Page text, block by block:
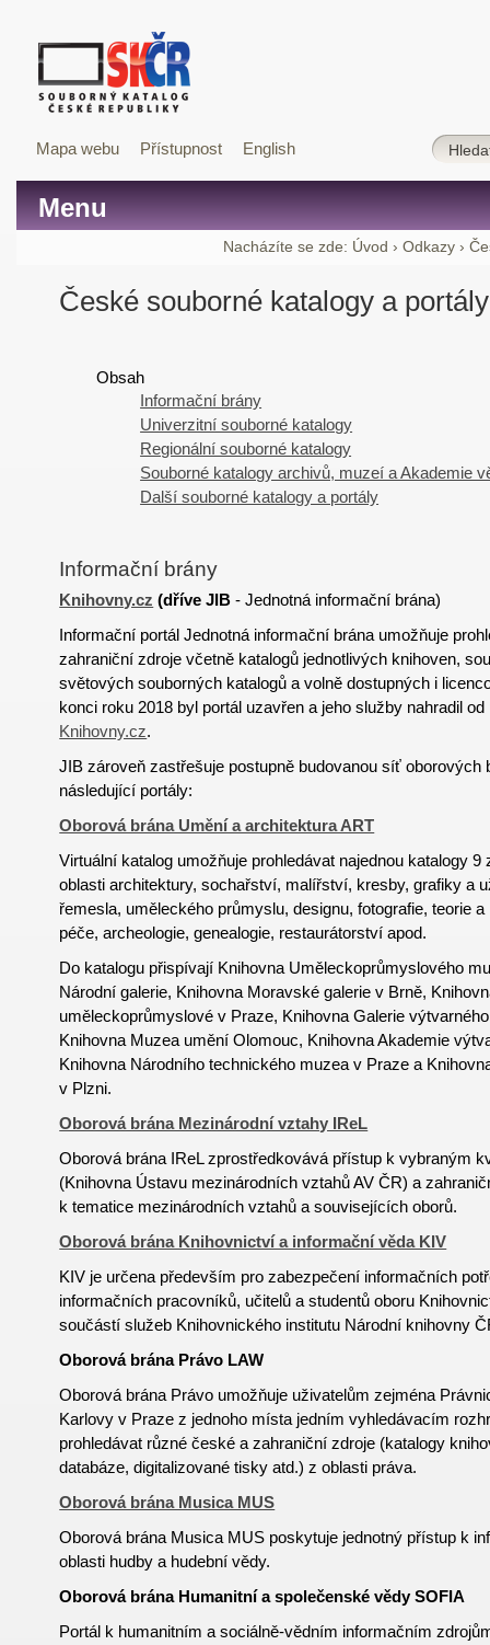
Mapa webu Přístupnost English
Menu
Nacházíte se zde: Úvod › Odkazy ›
České souborné katalogy a portály
Obsah
Informační brány
Univerzitní souborné katalogy
Regionální souborné katalogy
Souborné katalogy archivů, muzeí a Akademie
Další souborné katalogy a portály
Informační brány
Knihovny.cz (dříveJIB - Jednotná informační brána)
Informační portál Jednotná informační brána umožňuje
zahraniční zdroje včetně katalogů jednotlivých knihoven,
světových souborných katalogů a volně dostupných i
konci roku 2018 byl portál uzavřen a jeho služby nahradil
Knihovny.cz.
JIB zároveň zastřešuje postupně budovanou síť oborových
následující portály:
Oborová brána Umění a architektura ART
Virtuální katalog umožňuje prohledávat najednou katalogy
oblasti architektury, sochařství, malířství, kresby, grafiky a
řemesla, uměleckého průmyslu, designu, fotografie, teorie
péče, archeologie, genealogie, restaurátorství apod.
Do katalogu přispívají Knihovna Uměleckoprůmyslového
Národní galerie, Knihovna Moravské galerie v Brně,
uměleckoprůmyslové v Praze, Knihovna Galerie
Knihovna Muzea umění Olomouc, Knihovna Akademie
Knihovna Národního technického muzea v Praze a
v Plzni.
Oborová brána Mezinárodní vztahy IReL
Oborová brána IReL zprostředkovává přístup k vybraným
(Knihovna Ústavu mezinárodních vztahů AV ČR) a
k tematice mezinárodních vztahů a souvisejících oborů.
Oborová brána Knihovnictví a informační věda KIV
KIV je určena především pro zabezpečení informačních
informačních pracovníků, učitelů a studentů oboru
součástí služeb Knihovnického institutu Národní knihovny
Oborová brána Právo LAW
Oborová brána Právo umožňuje uživatelům zejména
Karlovy v Praze z jednoho místa jedním vyhledávacím
prohledávat různé české a zahraniční zdroje (katalogy
databáze, digitalizované tisky atd.) z oblasti práva.
Oborová brána Musica MUS
Oborová brána Musica MUS poskytuje jednotný přístup k
oblasti hudby a hudební vědy.
Oborová brána Humanitní a společenské vědy SOFIA
Portál k humanitním a sociálně-vědním informačním